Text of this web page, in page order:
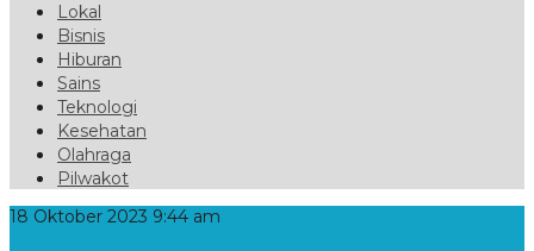
Lokal
Bisnis
Hiburan
Sains
Teknologi
Kesehatan
Olahraga
Pilwakot
18 Oktober 2023 9:44 am